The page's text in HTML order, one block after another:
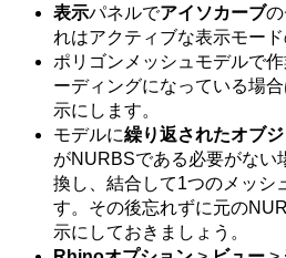
表示パネルでアイソカーブ
れはアクティブな表示モード
ポリゴンメッシュモデルで
ーディングになっている場合
示にします。
モデルに繰り返されたオブジ
がNURBSである必要がない
換し、結合して1つのメッシ
す。その後忘れずに元の
示にしておきましょう。